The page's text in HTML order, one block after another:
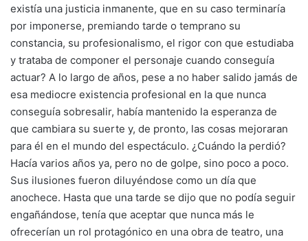
existía una justicia inmanente, que en su caso terminaría
por imponerse, premiando tarde o temprano su
constancia, su profesionalismo, el rigor con que estudiaba
y trataba de componer el personaje cuando conseguía
actuar? A lo largo de años, pese a no haber salido jamás de
esa mediocre existencia profesional en la que nunca
conseguía sobresalir, había mantenido la esperanza de
que cambiara su suerte y, de pronto, las cosas mejoraran
para él en el mundo del espectáculo. ¿Cuándo la perdió?
Hacía varios años ya, pero no de golpe, sino poco a poco.
Sus ilusiones fueron diluyéndose como un día que
anochece. Hasta que una tarde se dijo que no podía seguir
engañándose, tenía que aceptar que nunca más le
ofrecerían un rol protagónico en una obra de teatro, una